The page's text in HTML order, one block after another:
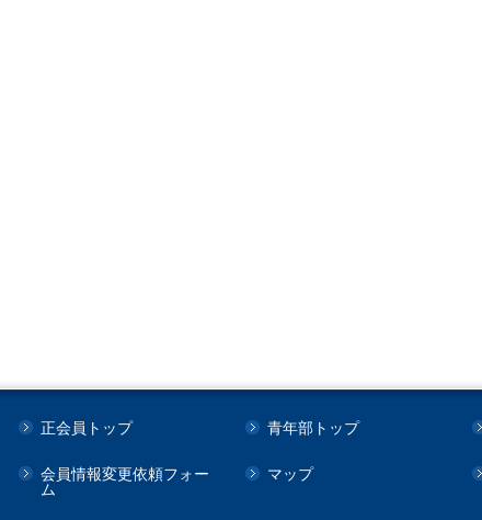
正会員トップ 青年部トップ
会員情報変更依頼フォー
ム
マップ